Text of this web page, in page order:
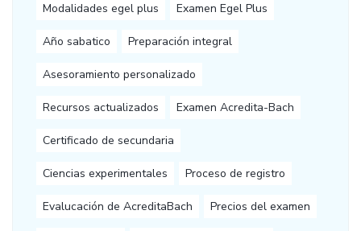
Modalidades egel plus Examen Egel Plus
Año sabatico Preparación integral
Asesoramiento personalizado
Recursos actualizados Examen Acredita-Bach
Certificado de secundaria
Ciencias experimentales Proceso de registro
Evalucación de AcreditaBach Precios del examen